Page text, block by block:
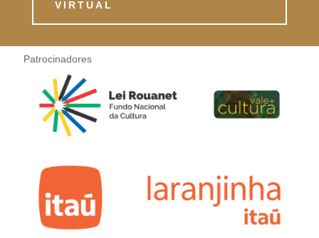
VIRTUAL
Patrocinadores